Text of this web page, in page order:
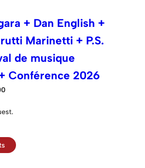
+ Dan English +
Marinetti + P.S.
de musique
Conférence 2026